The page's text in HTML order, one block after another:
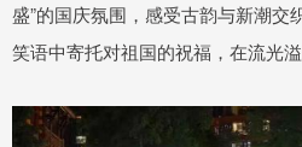
盛”的国庆氛围，感受古韵与新潮交
笑语中寄托对祖国的祝福，在流光